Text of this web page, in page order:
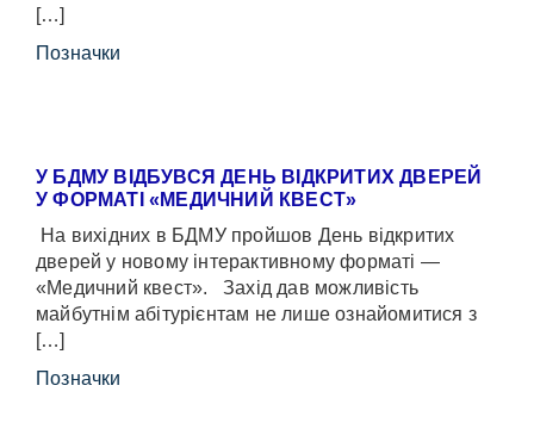
[…]
Позначки
У БДМУ ВІДБУВСЯ ДЕНЬ ВІДКРИТИХ ДВЕРЕЙ
У ФОРМАТІ «МЕДИЧНИЙ КВЕСТ»
На вихідних в БДМУ пройшов День відкритих
дверей у новому інтерактивному форматі —
«Медичний квест». Захід дав можливість
майбутнім абітурієнтам не лише ознайомитися з
[…]
Позначки